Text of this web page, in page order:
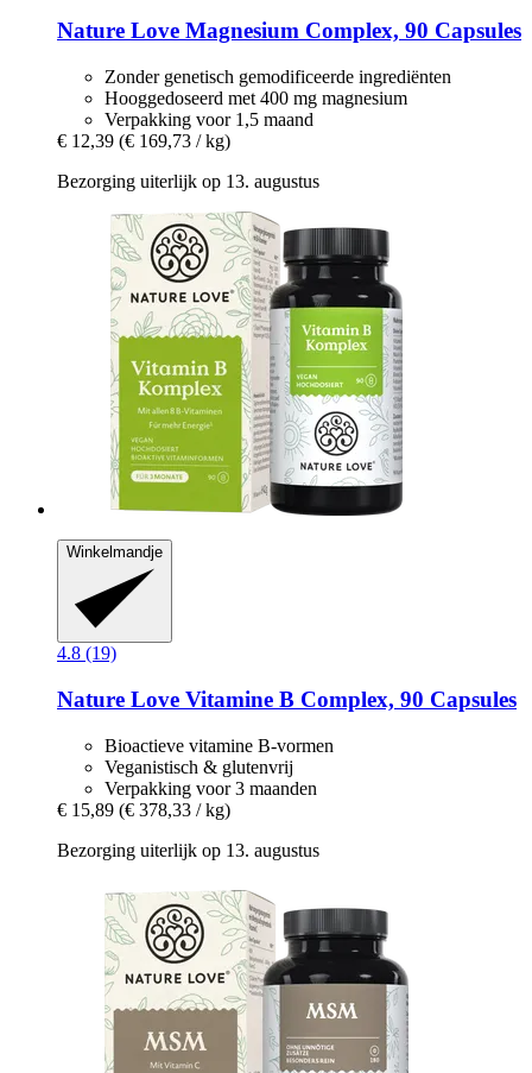
Nature Love Magnesium Complex, 90 Capsules
Zonder genetisch gemodificeerde ingrediënten
Hooggedoseerd met 400 mg magnesium
Verpakking voor 1,5 maand
€ 12,39 (€ 169,73 / kg)
Bezorging uiterlijk op 13. augustus
Winkelmandje
4.8 (19)
Nature Love Vitamine B Complex, 90 Capsules
Bioactieve vitamine B-vormen
Veganistisch & glutenvrij
Verpakking voor 3 maanden
€ 15,89 (€ 378,33 / kg)
Bezorging uiterlijk op 13. augustus